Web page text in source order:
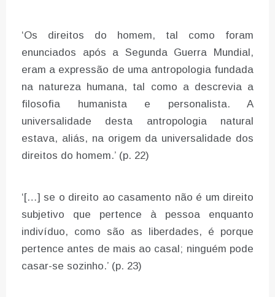
‘Os direitos do homem, tal como foram
enunciados após a Segunda Guerra Mundial,
eram a expressão de uma antropologia fundada
na natureza humana, tal como a descrevia a
filosofia humanista e personalista. A
universalidade desta antropologia natural
estava, aliás, na origem da universalidade dos
direitos do homem.’ (p. 22)
‘[…] se o direito ao casamento não é um direito
subjetivo que pertence à pessoa enquanto
indivíduo, como são as liberdades, é porque
pertence antes de mais ao casal; ninguém pode
casar-se sozinho.’ (p. 23)